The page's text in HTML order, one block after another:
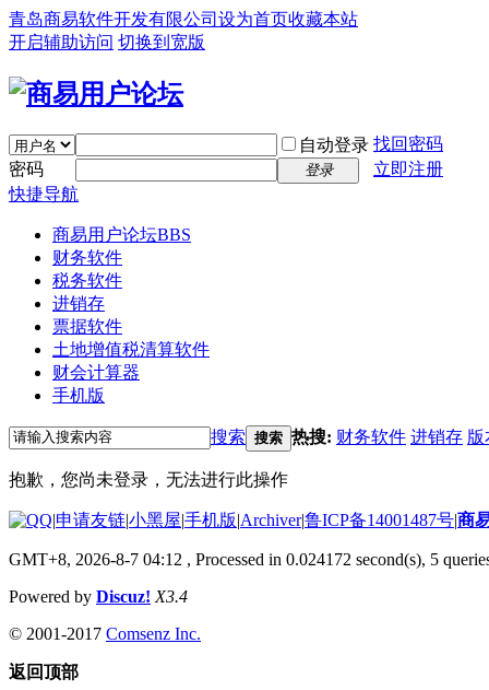
青岛商易软件开发有限公司 设为首页收藏本站
开启辅助访问 切换到宽版
自动登录 找回密码
密码
登录
立即注册
快捷导航
商易用户论坛BBS
财务软件
税务软件
进销存
票据软件
土地增值税清算软件
财会计算器
手机版
搜索 搜索 热搜: 财务软件 进销存 版
抱歉，您尚未登录，无法进行此操作
|申请友链|小黑屋|手机版|Archiver|鲁ICP备14001487号|商
GMT+8, 2026-8-7 04:12 , Processed in 0.024172 second(s), 5
Powered by Discuz! X3.4
© 2001-2017 Comsenz Inc.
返回顶部